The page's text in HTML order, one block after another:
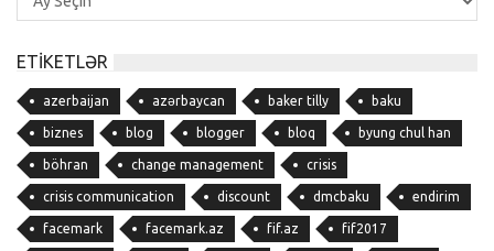
Arxivi
ETIKETLƏR
azerbaijan azərbaycan baker tilly baku
biznes blog blogger bloq byung chul han
böhran change management crisis
crisis communication discount dmcbaku endirim
facemark facemark.az fif.az fif2017